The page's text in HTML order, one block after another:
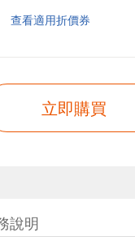
查看適用折價券
立即購買
說明